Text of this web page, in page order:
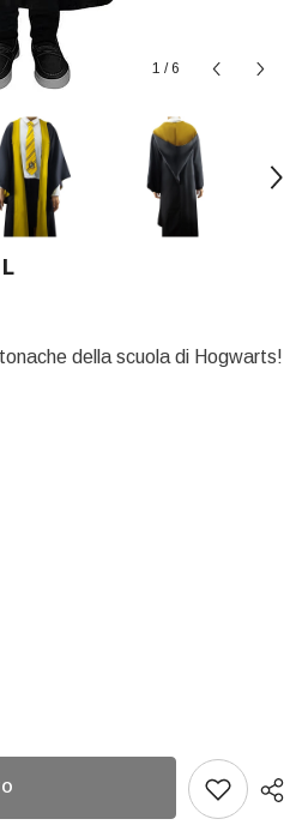
1 / 6
della scuola di Hogwarts!